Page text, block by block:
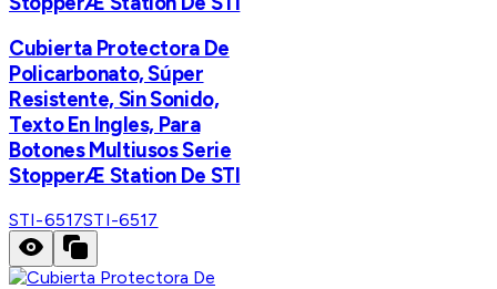
Cubierta Protectora De
Policarbonato, Súper
Resistente, Sin Sonido,
Texto En Ingles, Para
Botones Multiusos Serie
StopperÆ Station De STI
STI-6517STI-6517